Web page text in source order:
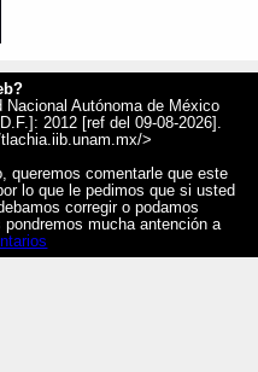
Nacional Autónoma de México
2012 [ref del 09-08-2026].
>
queremos comentarle que este
lo que le pedimos que si usted
corregir o podamos
mucha antención a